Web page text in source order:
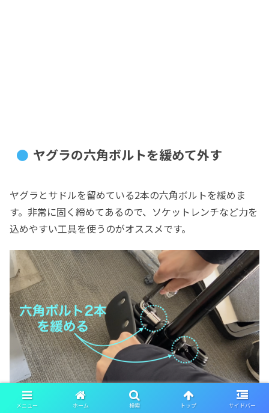
ヤグラの六角ボルトを緩めて外す
ヤグラとサドルを留めている2本の六角ボルトを緩めま
す。非常に固く締めてあるので、ソケットレンチなど力を
込めやすい工具を使うのがオススメです。
図10. ヤグラの六角ボルト2本を外す
メニュー ホーム 検索 トップ サイドバー